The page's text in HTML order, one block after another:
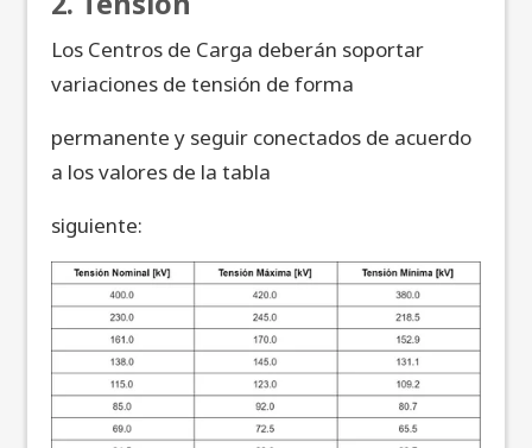
Los Centros de Carga deberán soportar
variaciones de tensión de forma
permanente y seguir conectados de acuerdo
a los valores de la tabla
siguiente: